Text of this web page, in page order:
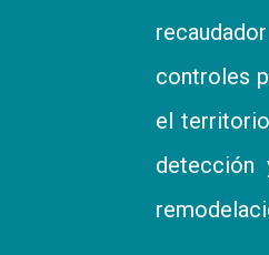
controles
el
detección